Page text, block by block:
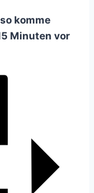
komme
Minuten vor